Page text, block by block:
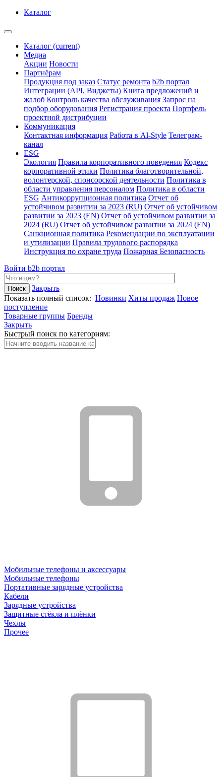
Каталог
Каталог (current)
Медиа
Акции Новости
Партнёрам
Продукция под заказ Статус ремонта b2b портал
Интеграции (API, Виджеты) Книга предложений и
жалоб Контроль качества обслуживания Запрос на
подбор оборудования Регистрация проекта Портфель
проектной дистрибуции
Коммуникация
Контактная информация Работа в Al-Style Телеграм-
канал
ESG
Экология Правила корпоративного поведения Кодекс
корпоративной этики Политика благотворительной,
волонтерской, спонсорской деятельности Политика в
области управления персоналом Политика в области
ESG Антикоррупционная политика Отчет об
устойчивом развитии за 2023 (RU) Отчет об устойчивом
развитии за 2023 (EN) Отчет об устойчивом развитии за
2024 (RU) Отчет об устойчивом развитии за 2024 (EN)
Санкционная политика Рекомендации по эксплуатации
и утилизации Правила трудового распорядка
Инструкция по охране труда Пожарная Безопасность
Войти b2b портал
Закрыть
Показать полный список: Новинки Хиты продаж Новое
поступление
Товарные группы Бренды
Закрыть
Быстрый поиск по категориям:
Мобильные телефоны и аксессуары
Мобильные телефоны
Портативные зарядные устройства
Кабели
Зарядные устройства
Защитные стёкла и плёнки
Чехлы
Прочее